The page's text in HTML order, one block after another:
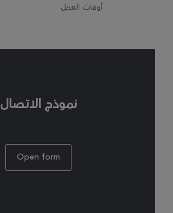
أوقات العمل
نموذج الاتصال
Open form